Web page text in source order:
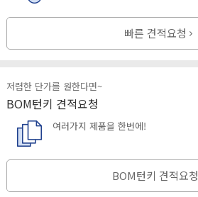
빠른 견적요청
저렴한 단가를 원한다면~
BOM턴키 견적요청
여러가지 제품을 한번에!
BOM턴키 견적요청